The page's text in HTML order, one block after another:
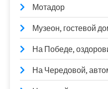
Мотадор
Музеон, гостевой
На Победе,
На Чередовой,